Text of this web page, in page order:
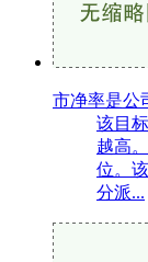
市净率是公
该目
越高
位。
分派...